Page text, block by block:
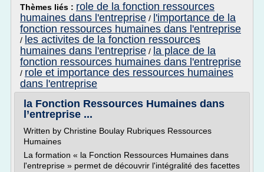
Thèmes liés : role de la fonction ressources
humaines dans l'entreprise / l'importance de la
fonction ressources humaines dans l'entreprise
/ les activites de la fonction ressources
humaines dans l'entreprise / la place de la
fonction ressources humaines dans l'entreprise
/ role et importance des ressources humaines
dans l'entreprise
la Fonction Ressources Humaines dans
l’entreprise ...
Written by Christine Boulay Rubriques Ressources
Humaines
La formation « la Fonction Ressources Humaines dans
l'entreprise » permet de découvrir l'intégralité des facettes